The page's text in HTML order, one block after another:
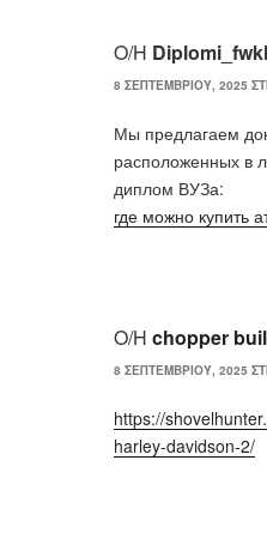
Ο/Η Diplomi_fwkl
8 ΣΕΠΤΕΜΒΡΊΟΥ, 2025
Мы предлагаем
расположенных в
диплом ВУЗа:
где можно купить
Ο/Η chopper
8 ΣΕΠΤΕΜΒΡΊΟΥ, 2025
https://
harley-davidson-2/